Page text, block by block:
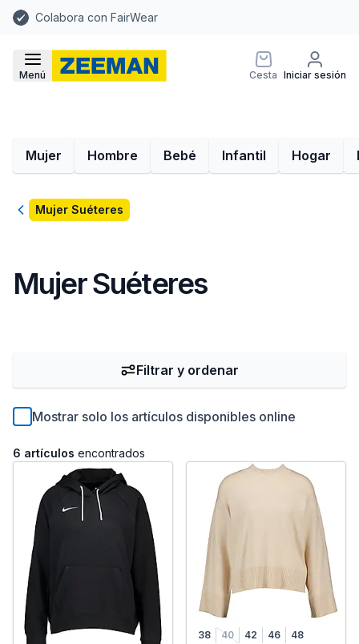
Colabora con FairWear
Menú Cesta Iniciar sesión
Mujer Hombre Bebé Infantil Hogar
VolverMujer Suéteres
Mujer Suéteres
Mostrar solo los artículos disponibles online
6 artículos encontrados
Filtrar y ordenar
38 40 42 46 48